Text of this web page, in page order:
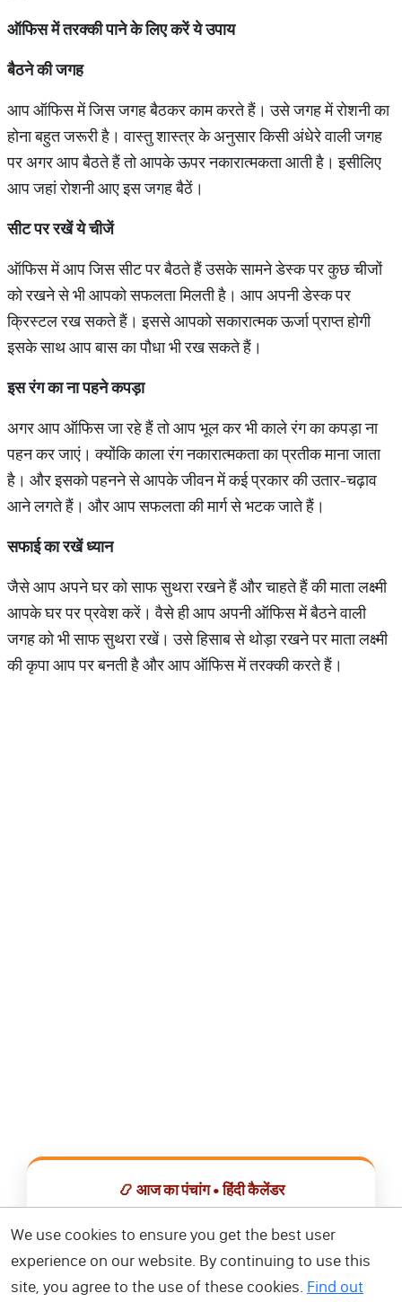
ऑफिसमेंतरक्कीपानेकेलिएकरेंयेउपाय
बैठनेकीजगह
आप ऑफिस में जिस जगह बैठकर काम करते हैं। उसे जगह में रोशनी का
होना बहुत जरूरी है। वास्तु शास्त्र के अनुसार किसी अंधेरे वाली जगह
पर अगर आप बैठते हैं तो आपके ऊपर नकारात्मकता आती है। इसीलिए
आप जहां रोशनी आए इस जगह बैठें।
सीटपररखेंयेचीजें
ऑफिस में आप जिस सीट पर बैठते हैं उसके सामने डेस्क पर कुछ चीजों
को रखने से भी आपको सफलता मिलती है। आप अपनी डेस्क पर
क्रिस्टल रख सकते हैं। इससे आपको सकारात्मक ऊर्जा प्राप्त होगी
इसके साथ आप बास का पौधा भी रख सकते हैं।
इसरंगकानापहनेकपड़ा
अगर आप ऑफिस जा रहे हैं तो आप भूल कर भी काले रंग का कपड़ा ना
पहन कर जाएं। क्योंकि काला रंग नकारात्मकता का प्रतीक माना जाता
है। और इसको पहनने से आपके जीवन में कई प्रकार की उतार-चढ़ाव
आने लगते हैं। और आप सफलता की मार्ग से भटक जाते हैं।
सफाईकारखेंध्यान
जैसे आप अपने घर को साफ सुथरा रखने हैं और चाहते हैं की माता लक्ष्मी
आपके घर पर प्रवेश करें। वैसे ही आप अपनी ऑफिस में बैठने वाली
जगह को भी साफ सुथरा रखें। उसे हिसाब से थोड़ा रखने पर माता लक्ष्मी
की कृपा आप पर बनती है और आप ऑफिस में तरक्की करते हैं।
📿 आज का पंचांग • हिंदी कैलेंडर
📅 हिंदी कैलेंडर ऐप डाउनलोड करें
We use cookies to ensure you get the best user
experience on our website. By continuing to use this
site, you agree to the use of these cookies. Find out